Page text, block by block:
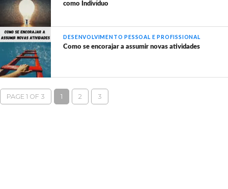
como Indivíduo
DESENVOLVIMENTO PESSOAL E PROFISSIONAL
Como se encorajar a assumir novas atividades
PAGE 1 OF 3 1 2 3